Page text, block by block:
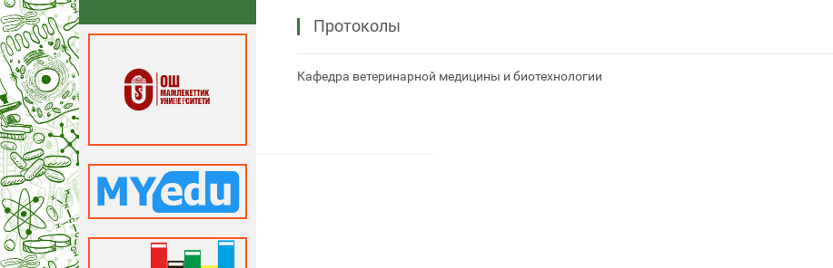
Протоколы
Кафедра ветеринарной медицины и биотехнологии